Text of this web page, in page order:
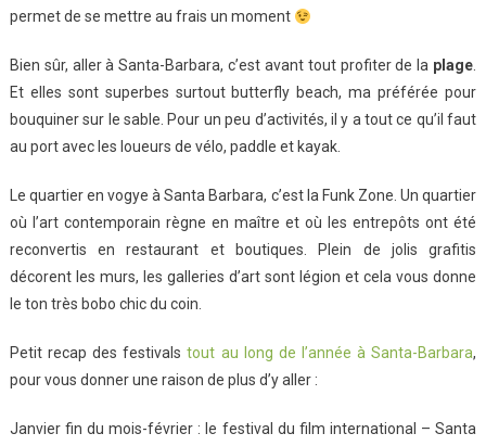
permet de se mettre au frais un moment
Bien sûr, aller à Santa-Barbara, c’est avant tout profiter de la plage.
Et elles sont superbes surtout butterfly beach, ma préférée pour
bouquiner sur le sable. Pour un peu d’activités, il y a tout ce qu’il faut
au port avec les loueurs de vélo, paddle et kayak.
Le quartier en vogye à Santa Barbara, c’est la Funk Zone. Un quartier
où l’art contemporain règne en maître et où les entrepôts ont été
reconvertis en restaurant et boutiques. Plein de jolis grafitis
décorent les murs, les galleries d’art sont légion et cela vous donne
le ton très bobo chic du coin.
Petit recap des festivalstout au long de l’année à Santa-Barbara,
pour vous donner une raison de plus d’y aller :
Janvier fin du mois-février : le festival du film international – Santa